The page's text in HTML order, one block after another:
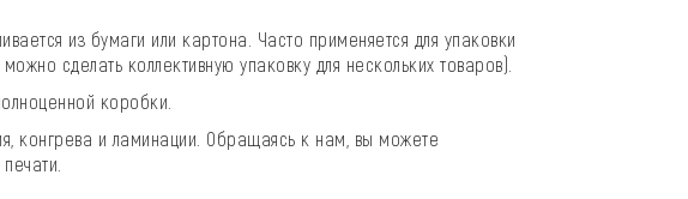
из бумаги или картона. Часто применяется для упаковки
сделать коллективную упаковку для нескольких товаров).
коробки.
конгрева и ламинации. Обращаясь к нам, вы можете